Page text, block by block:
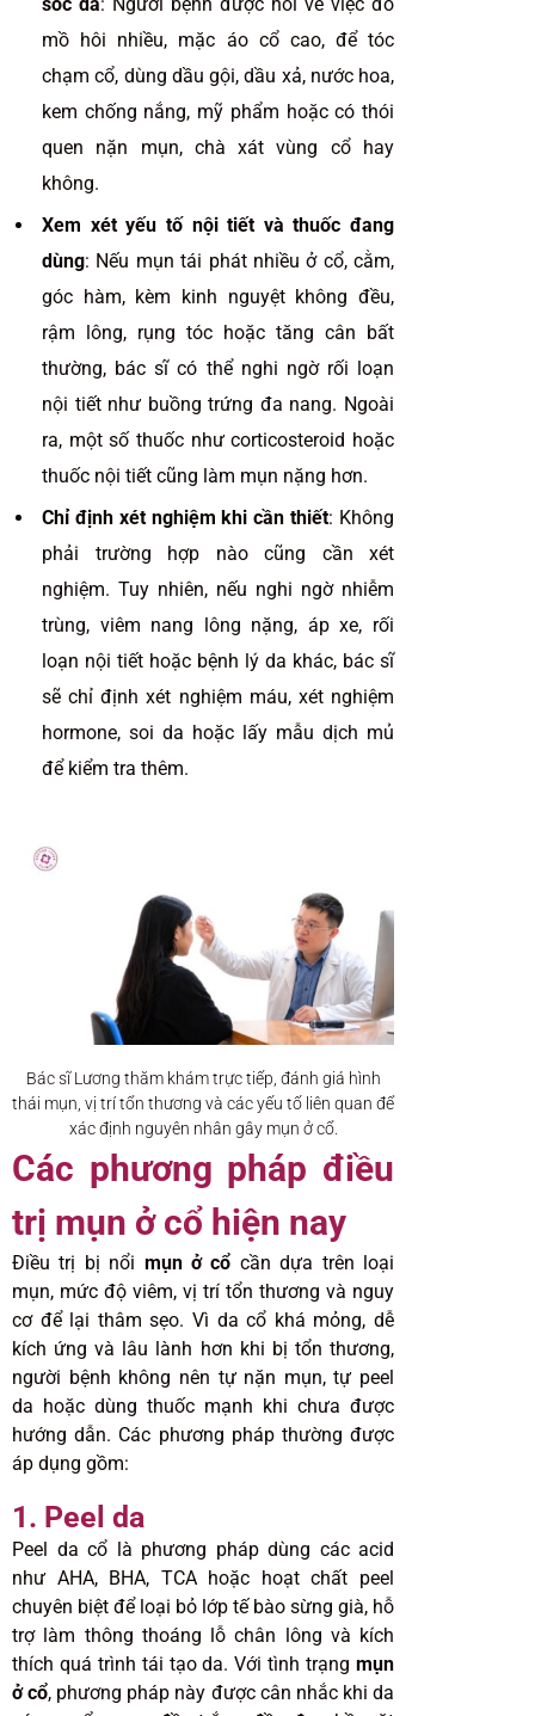
mồ hôi nhiều, mặc áo cổ cao, để tóc
chạm cổ, dùng dầu gội, dầu xả, nước hoa,
kem chống nắng, mỹ phẩm hoặc có thói
quen nặn mụn, chà xát vùng cổ hay
không.
Xem xét yếu tố nội tiết và thuốc đang
dùng: Nếu mụn tái phát nhiều ở cổ, cằm,
góc hàm, kèm kinh nguyệt không đều,
rậm lông, rụng tóc hoặc tăng cân bất
thường, bác sĩ có thể nghi ngờ rối loạn
nội tiết như buồng trứng đa nang. Ngoài
ra, một số thuốc như corticosteroid hoặc
thuốc nội tiết cũng làm mụn nặng hơn.
Chỉ định xét nghiệm khi cần thiết: Không
phải trường hợp nào cũng cần xét
nghiệm. Tuy nhiên, nếu nghi ngờ nhiễm
trùng, viêm nang lông nặng, áp xe, rối
loạn nội tiết hoặc bệnh lý da khác, bác sĩ
sẽ chỉ định xét nghiệm máu, xét nghiệm
hormone, soi da hoặc lấy mẫu dịch mủ
để kiểm tra thêm.
Bác sĩ Lương thăm khám trực tiếp, đánh giá hình
thái mụn, vị trí tổn thương và các yếu tố liên quan để
xác định nguyên nhân gây mụn ở cổ.
Các phương pháp điều
trị mụn ở cổ hiện nay
Điều trị bị nổi mụn ở cổ cần dựa trên loại
mụn, mức độ viêm, vị trí tổn thương và nguy
cơ để lại thâm sẹo. Vì da cổ khá mỏng, dễ
kích ứng và lâu lành hơn khi bị tổn thương,
người bệnh không nên tự nặn mụn, tự peel
da hoặc dùng thuốc mạnh khi chưa được
hướng dẫn. Các phương pháp thường được
áp dụng gồm:
1. Peel da
Peel da cổ là phương pháp dùng các acid
như AHA, BHA, TCA hoặc hoạt chất peel
chuyên biệt để loại bỏ lớp tế bào sừng già, hỗ
trợ làm thông thoáng lỗ chân lông và kích
thích quá trình tái tạo da. Với tình trạng mụn
ở cổ, phương pháp này được cân nhắc khi da